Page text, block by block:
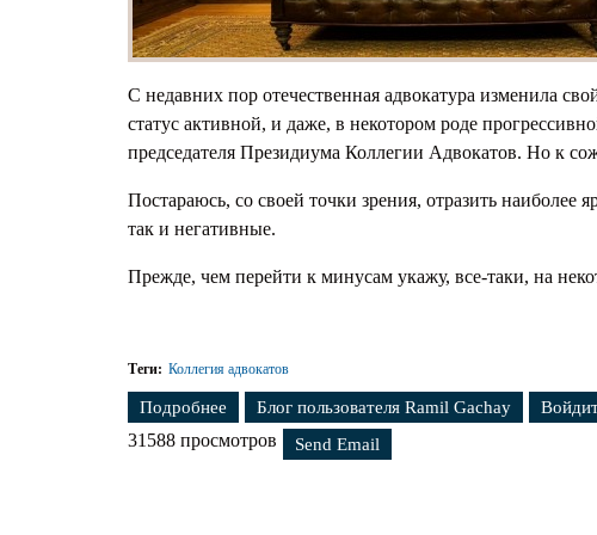
Представление
Ходатайства
С недавних пор отечественная адвокатура изменила
статус активной, и даже, в некотором роде
председателя Президиума Коллегии Адвокатов. Но к
Постараюсь, со своей точки зрения, отразить
так и негативные.
Прежде, чем перейти к минусам укажу, все-таки, на
Теги: Коллегия адвокатов
Подробнее о О некоторых проблемах современной
Блог пользователя Ramil Gachay
31588 просмотров
Send Email